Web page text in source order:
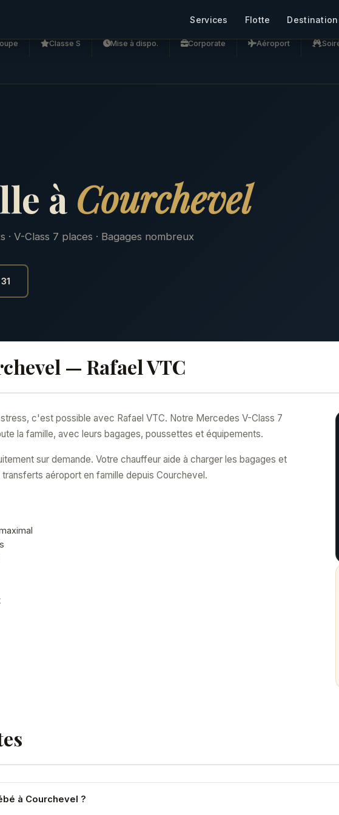
Services Flotte
Classe S Mise à dispo. Corporate Aéroport
à Courchevel
· V-Class 7 places · Bagages nombreux
— Rafael VTC
c'est possible avec Rafael VTC. Notre Mercedes V-Class 7
la famille, avec leurs bagages, poussettes et équipements.
sur demande. Votre chauffeur aide à charger les bagages et
aéroport en famille depuis Courchevel.
à Courchevel ?